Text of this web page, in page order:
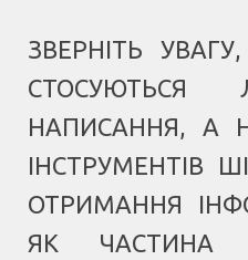
ЗВЕРНІТЬ
СТОСУЮТЬСЯ
НАПИСАННЯ, А
ІНСТРУМЕНТІВ
ОТРИМАННЯ
ЯК ЧАСТИНА